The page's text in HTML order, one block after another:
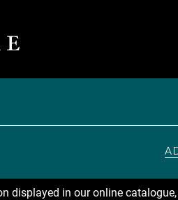
displayed in our online